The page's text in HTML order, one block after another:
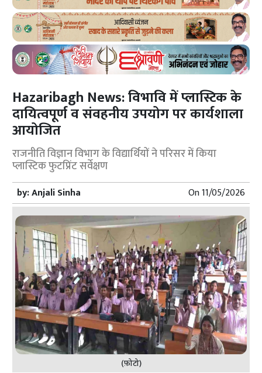
Hazaribagh News: विभावि में प्लास्टिक के
दायित्वपूर्ण व संवहनीय उपयोग पर कार्यशाला
आयोजित
राजनीति विज्ञान विभाग के विद्यार्थियों ने परिसर में किया
प्लास्टिक फुटप्रिंट सर्वेक्षण
by:Anjali Sinha On11/05/2026
(फ़ोटो)